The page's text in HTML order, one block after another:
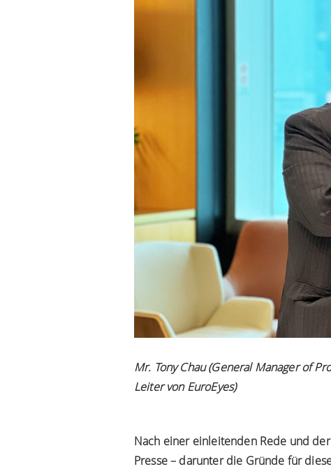
Mr. Tony Chau (General Manager of
Leiter von EuroEyes)
Nach einer einleitenden Rede und
Presse – darunter die Gründe für